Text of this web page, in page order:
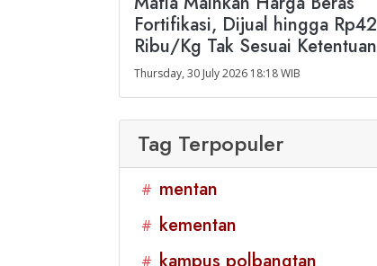
Fortifikasi, Dijual hingga Rp42
Ribu/Kg Tak Sesuai Ketentuan
Thursday, 30 July 2026 18:18 WIB
Tag Terpopuler
# mentan
# kementan
#